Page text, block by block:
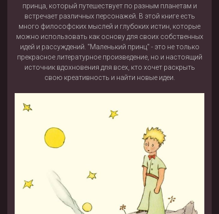
принца, который путешествует по разным планетам и
встречает различных персонажей. В этой книге есть
много философских мыслей и глубоких истин, которые
можно использовать как основу для своих собственных
идей и рассуждений. "Маленький принц" - это не только
прекрасное литературное произведение, но и настоящий
источник вдохновения для всех, кто хочет раскрыть
свою креативность и найти новые идеи.